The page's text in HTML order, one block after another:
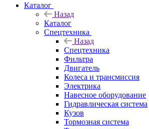
Каталог
Назад
Каталог
Спецтехника
Назад
Спецтехника
Фильтра
Двигатель
Колеса и трансмиссия
Электрика
Навесное оборудование
Гидравлическая система
Кузов
Тормозная система